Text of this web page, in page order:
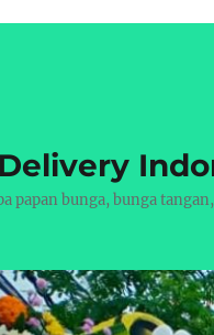
papan bunga, bunga